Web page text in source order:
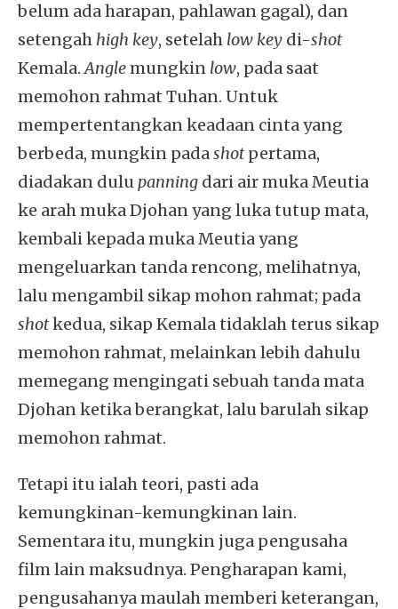
belum ada harapan, pahlawan gagal), dan
setengah high key, setelah low key di-shot
Kemala.Anglemungkin low, pada saat
memohon rahmat Tuhan. Untuk
mempertentangkan keadaan cinta yang
berbeda, mungkin padashotpertama,
diadakan dulupanning dari air muka Meutia
ke arah muka Djohan yang luka tutup mata,
kembali kepada muka Meutia yang
mengeluarkan tanda rencong, melihatnya,
lalu mengambil sikap mohon rahmat; pada
shotkedua, sikap Kemala tidaklah terus sikap
memohon rahmat, melainkan lebih dahulu
memegang mengingati sebuah tanda mata
Djohan ketika berangkat, lalu barulah sikap
memohon rahmat.
Tetapi itu ialah teori, pasti ada
kemungkinan-kemungkinan lain.
Sementara itu, mungkin juga pengusaha
film lain maksudnya. Pengharapan kami,
pengusahanya maulah memberi keterangan,